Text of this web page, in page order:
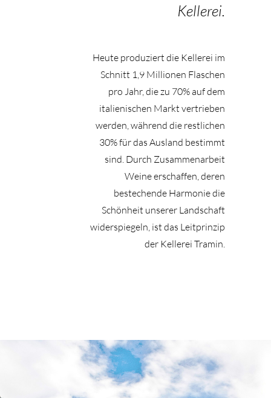
Kellerei.
Heute produziert die Kellerei im
Schnitt 1,9 Millionen Flaschen
pro Jahr, die zu 70% auf dem
italienischen Markt vertrieben
werden, während die restlichen
30% für das Ausland bestimmt
sind. Durch Zusammenarbeit
Weine erschaffen, deren
bestechende Harmonie die
Schönheit unserer Landschaft
widerspiegeln, ist das Leitprinzip
der Kellerei Tramin.